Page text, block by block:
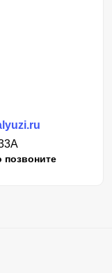
позвоните